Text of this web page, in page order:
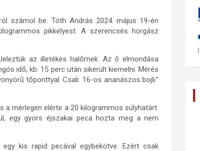
számol be. Tóth András 2024. május 19-én
pikkelyest. A szerencsés horgász
az illetékes halőrnek. Az ő elmondása
idő, kb. 15 perc után sikerült kiemelni. Mérés
tőponttyal. Csali: 16-os ananászos bojli.”
a mérlegen elérte a 20 kilogrammos súlyhatárt.
egy gyors éjszakai peca hozta meg a nem
kis rapid pecával egybekötve. Ezért csak